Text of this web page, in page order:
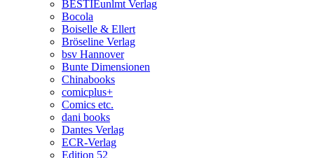
BESTIEunlmt Verlag
Bocola
Boiselle & Ellert
Bröseline Verlag
bsv Hannover
Bunte Dimensionen
Chinabooks
comicplus+
Comics etc.
dani books
Dantes Verlag
ECR-Verlag
Edition 52